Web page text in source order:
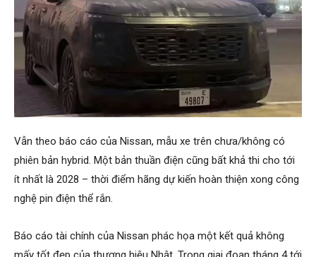
Vẫn theo báo cáo của Nissan, mẫu xe trên chưa/không có
phiên bản hybrid. Một bản thuần điện cũng bất khả thi cho tới
ít nhất là 2028 – thời điểm hãng dự kiến hoàn thiện xong công
nghệ pin điện thể rắn.
Báo cáo tài chính của Nissan phác họa một kết quả không